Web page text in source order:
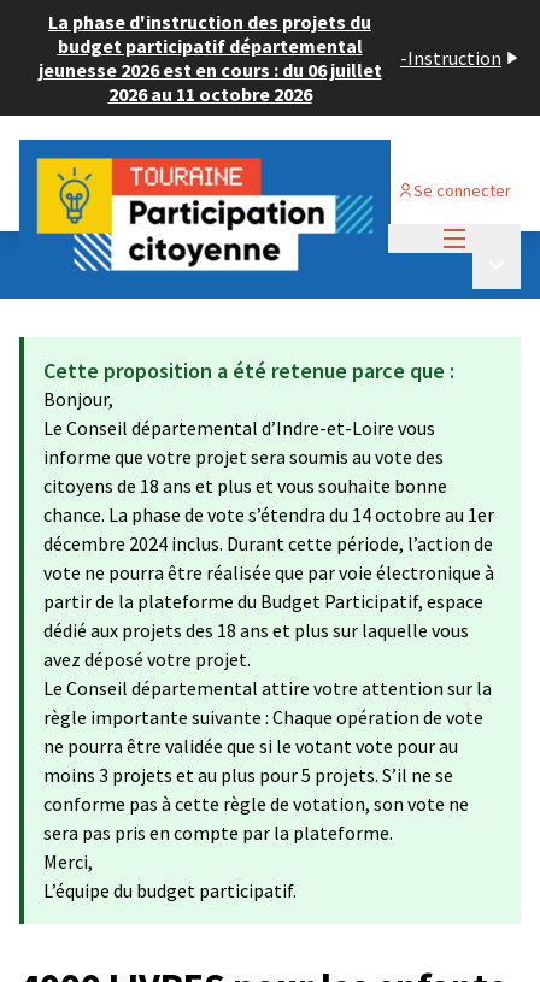
La phase d'instruction des projets du
budget participatif départemental
jeunesse 2026 est en cours : du 06 juillet
2026 au 11 octobre 2026
-Instruction
Se connecter
Budget Participatif ADULTE 2024
💡 Déposer un projet
Cette proposition a été retenue parce que :
Bonjour,
Le Conseil départemental d’Indre-et-Loire vous
informe que votre projet sera soumis au vote des
citoyens de 18 ans et plus et vous souhaite bonne
chance. La phase de vote s’étendra du 14 octobre au 1er
décembre 2024 inclus. Durant cette période, l’action de
vote ne pourra être réalisée que par voie électronique à
partir de la plateforme du Budget Participatif, espace
dédié aux projets des 18 ans et plus sur laquelle vous
avez déposé votre projet.
Le Conseil départemental attire votre attention sur la
règle importante suivante : Chaque opération de vote
ne pourra être validée que si le votant vote pour au
moins 3 projets et au plus pour 5 projets. S’il ne se
conforme pas à cette règle de votation, son vote ne
sera pas pris en compte par la plateforme.
Merci,
L’équipe du budget participatif.